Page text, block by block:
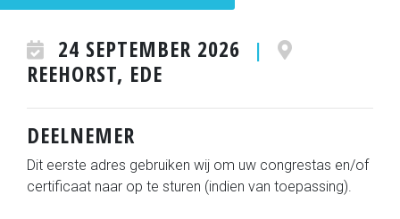
24 SEPTEMBER 2026 |
REEHORST, EDE
DEELNEMER
Dit eerste adres gebruiken wij om uw congrestas en/of
certificaat naar op te sturen (indien van toepassing).